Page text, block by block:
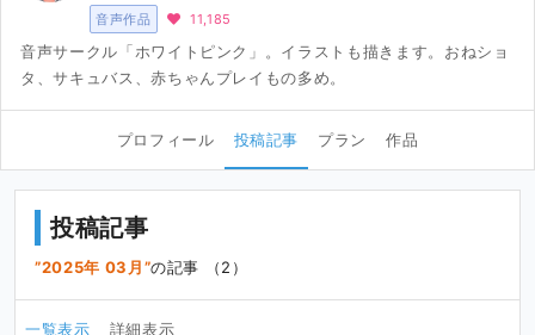
音声作品 11,185
音声サークル「ホワイトピンク」。イラストも描きます。おねショ
タ、サキュバス、赤ちゃんプレイもの多め。
プロフィール 投稿記事 プラン 作品
投稿記事
2025年 03月 の記事 （2）
一覧表示 詳細表示